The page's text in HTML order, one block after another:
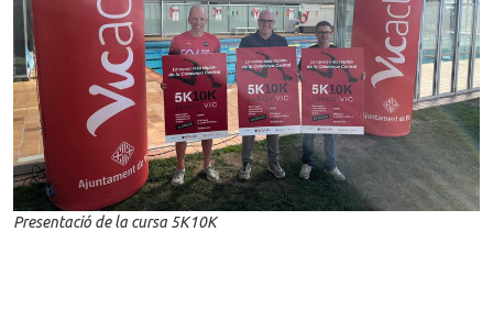
Presentació de la cursa 5K10K